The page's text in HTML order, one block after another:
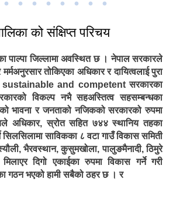
को संक्षिप्त परिचय
पाल्पा जिल्लामा अवस्थित छ । नेपाल सरकारले
तोकिएका अधिकार र दायित्वलाई पुरा
sustainable and competent सरकारका
विकल्प नभै सहअस्तित्व सहसम्बन्धका
भावना र जनताको नजिकको सरकारको रुपमा
अधिकार, स्रोत सहित ७४४ स्थानिय तहका
सिलसिलामा साविकका ८ वटा गाउँ विकास समिती
भैरवस्थान, कुसुमखोला, पालुङमैनादी, ठिमुरे
दिगो एकाईका रुपमा विकास गर्ने गरी
गठन भएको हामी सबैको ठहर छ । र